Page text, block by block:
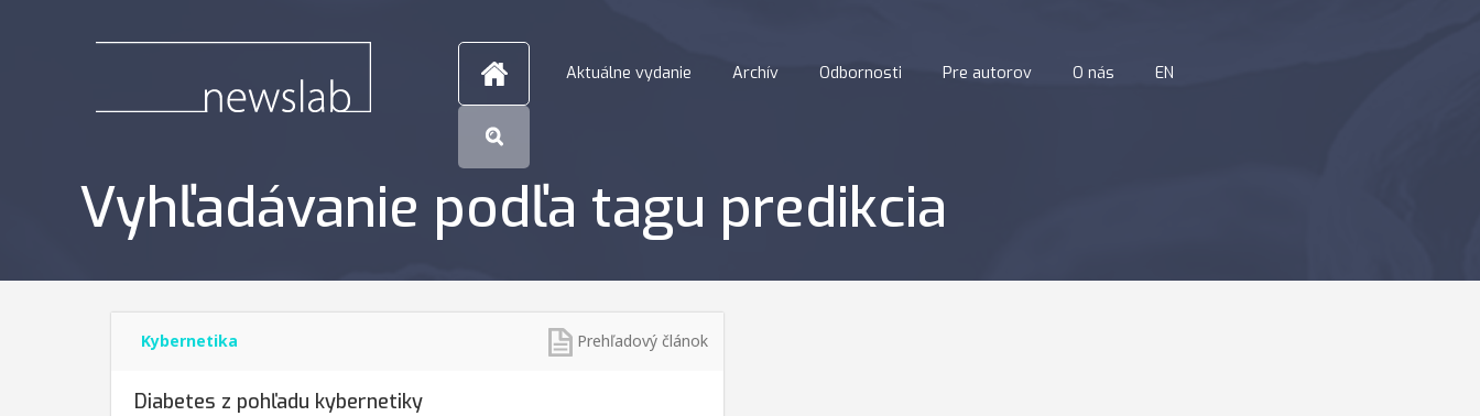
Aktuálne vydanie Archív Odbornosti Pre autorov O nás EN
Vyhľadávanie podľa tagu predikcia
Kybernetika Prehľadový článok
Diabetes z pohľadu kybernetiky